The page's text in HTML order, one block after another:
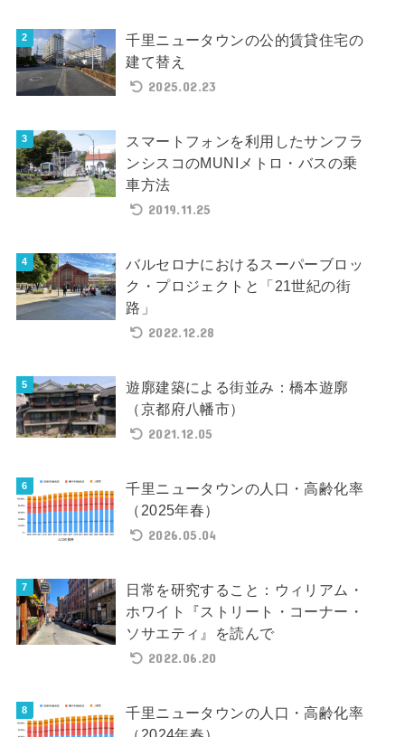
千里ニュータウンの公的賃貸住宅の
建て替え
2025.02.23
スマートフォンを利用したサンフラ
ンシスコのMUNIメトロ・バスの乗
車方法
2019.11.25
バルセロナにおけるスーパーブロッ
ク・プロジェクトと「21世紀の街
路」
2022.12.28
遊廓建築による街並み：橋本遊廓
（京都府八幡市）
2021.12.05
千里ニュータウンの人口・高齢化率
（2025年春）
2026.05.04
日常を研究すること：ウィリアム・
ホワイト『ストリート・コーナー・
ソサエティ』を読んで
2022.06.20
千里ニュータウンの人口・高齢化率